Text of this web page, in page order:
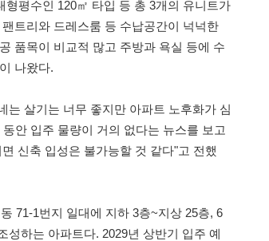
평수인 120㎡ 타입 등 총 3개의 유니트가
트리와 드레스룸 등 수납공간이 넉넉한
품목이 비교적 많고 주방과 욕실 등에 수
나왔다.
는 살기는 너무 좋지만 아파트 노후화가 심
안 입주 물량이 거의 없다는 뉴스를 보고
신축 입성은 불가능할 것 같다"고 전했
71-1번지 일대에 지하 3층~지상 25층, 6
성하는 아파트다. 2029년 상반기 입주 예